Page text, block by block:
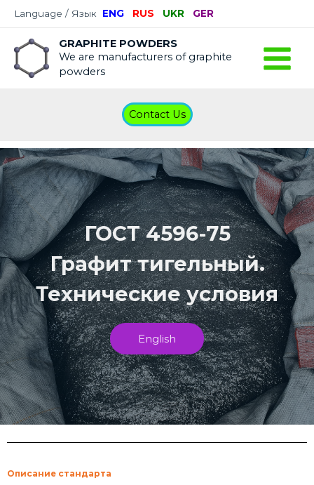
Language / Язык ENG RUS UKR GER
GRAPHITE POWDERS
We are manufacturers of graphite
powders
Contact Us
ГОСТ 4596-75
Графит тигельный.
Технические условия
English
Описание стандарта